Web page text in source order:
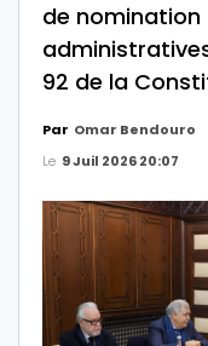
de
92 de la
Par Omar Bendouro
Le 9 Juil 2026 20:07